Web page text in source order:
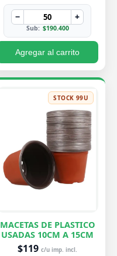
− +
Sub: $190.400
Agregar al carrito
STOCK 99U
MACETAS DE PLASTICO
USADAS 10CM A 15CM
$119 c/u imp. incl.